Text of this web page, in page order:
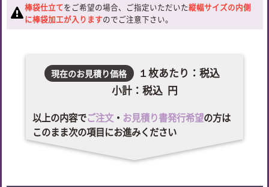
棒袋仕立てをご希望の場合、ご指定いただいた縦幅サイズの内側
に棒袋加工が入りますのでご注意下さい。
現在のお見積り価格
１枚あたり：税込
小計：税込 円
以上の内容でご注文・ お見積り書発行希望の方は
このまま次の項目にお進みください